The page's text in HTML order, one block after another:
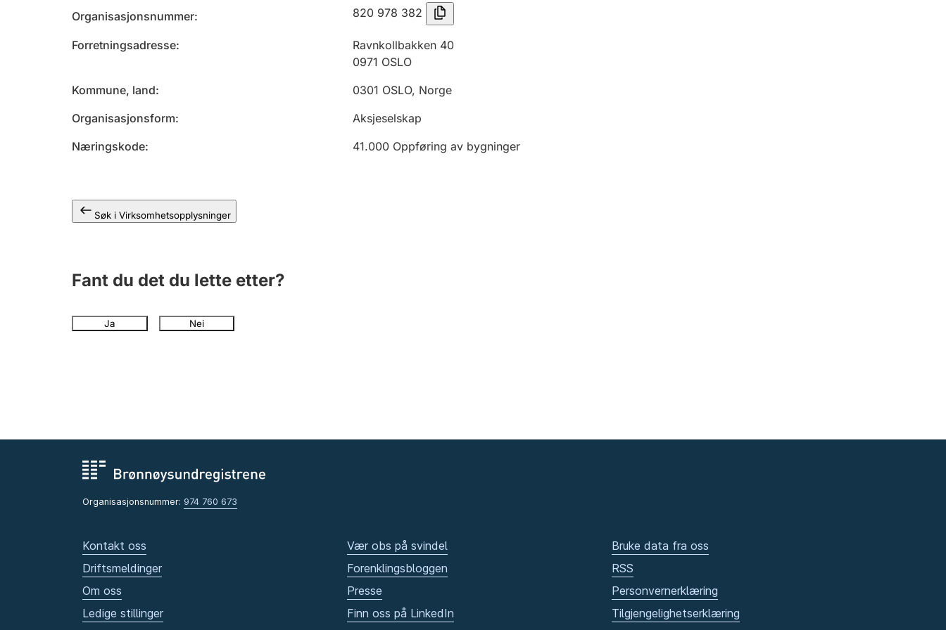
Organisasjonsnummer 820 978 382
Forretningsadresse
Ravnkollbakken 40
0971 OSLO
Kommune, land
0301 OSLO, Norge
Organisasjonsform
Aksjeselskap
Næringskode
41.000 Oppføring av bygninger
Søk i Virksomhetsopplysninger
Fant du det du lette etter?
Ja Nei
Organisasjonsnummer: 974 760 673
Kontakt oss
Driftsmeldinger
Om oss
Ledige stillinger
Vær obs på svindel
Forenklingsbloggen
Presse
Finn oss på LinkedIn
Bruke data fra oss
RSS
Personvernerklæring
Tilgjengelighetserklæring